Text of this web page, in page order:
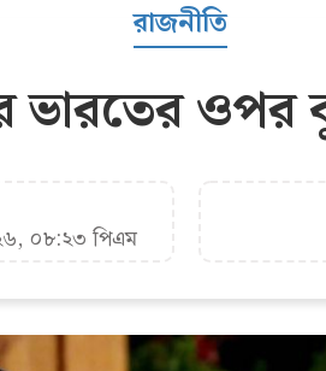
রাজনীতি
ভারতের
০৮:২৩ পিএম